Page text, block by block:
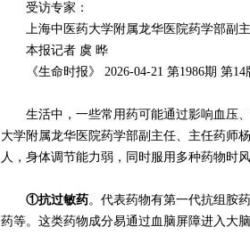
受访专家：
上海中医药大学附属龙华医院药学部副主
本报记者 虞 晔
《生命时报》 2026-04-21 第1986期 第14
生活中，一些常用药可能通过影响血压、
大学附属龙华医院药学部副主任、主任药师
人，身体调节能力弱，同时服用多种药物时风
①抗过敏药。代表药物有第一代抗组胺
药等。这类药物成分易通过血脑屏障进入大